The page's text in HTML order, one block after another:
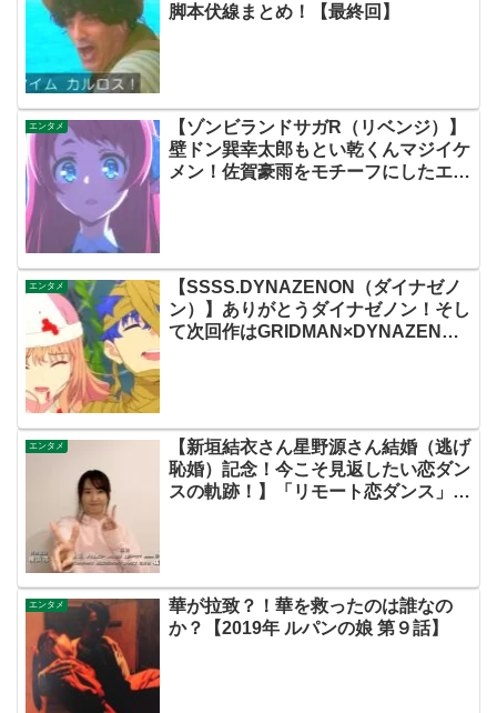
脚本伏線まとめ！【最終回】
エンタメ
【ゾンビランドサガR（リベンジ）】
壁ドン巽幸太郎もとい乾くんマジイケ
メン！佐賀豪雨をモチーフにしたエピ
エンタメ
【SSSS.DYNAZENON（ダイナゼノ
ン）】ありがとうダイナゼノン！そし
て次回作はGRIDMAN×DYNAZENON
エンタメ
【新垣結衣さん星野源さん結婚（逃げ
恥婚）記念！今こそ見返したい恋ダン
スの軌跡！】「リモート恋ダンス」の
エンタメ
華が拉致？！華を救ったのは誰なの
か？【2019年 ルパンの娘 第９話】